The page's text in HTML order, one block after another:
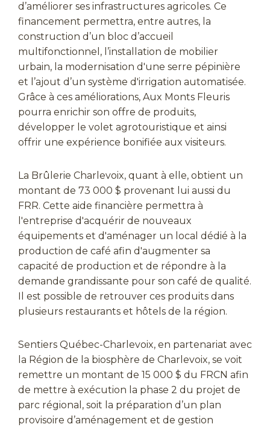
d’améliorer ses infrastructures agricoles. Ce
financement permettra, entre autres, la
construction d’un bloc d’accueil
multifonctionnel, l’installation de mobilier
urbain, la modernisation d'une serre pépinière
et l’ajout d’un système d'irrigation automatisée.
Grâce à ces améliorations, Aux Monts Fleuris
pourra enrichir son offre de produits,
développer le volet agrotouristique et ainsi
offrir une expérience bonifiée aux visiteurs.
La Brûlerie Charlevoix, quant à elle, obtient un
montant de 73 000 $ provenant lui aussi du
FRR. Cette aide financière permettra à
l'entreprise d'acquérir de nouveaux
équipements et d'aménager un local dédié à la
production de café afin d'augmenter sa
capacité de production et de répondre à la
demande grandissante pour son café de qualité.
Il est possible de retrouver ces produits dans
plusieurs restaurants et hôtels de la région.
Sentiers Québec-Charlevoix, en partenariat avec
la Région de la biosphère de Charlevoix, se voit
remettre un montant de 15 000 $ du FRCN afin
de mettre à exécution la phase 2 du projet de
parc régional, soit la préparation d’un plan
provisoire d’aménagement et de gestion